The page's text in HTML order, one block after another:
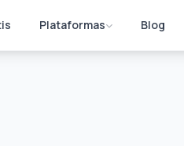
Plataformas Blog